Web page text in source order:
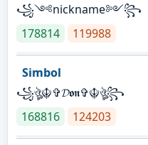
꧁༺nickname༻꧂
178814
119988
Simbol
꧁ঔৣ☬✞𝓓𝖔𝖓✞☬ঔৣ꧂
168816
124203